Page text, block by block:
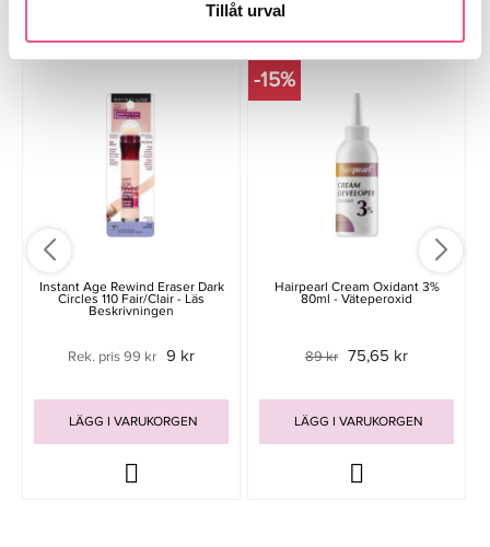
Tillåt urval
Köps ofta tillsammans
Instant Age Rewind Eraser Dark
Circles 110 Fair/Clair - Läs
Beskrivningen
Rek. pris 99 kr 9 kr
LÄGG I VARUKORGEN
-15%
Hairpearl Cream Oxidant 3%
80ml - Väteperoxid
89 kr 75,65 kr
LÄGG I VARUKORGEN